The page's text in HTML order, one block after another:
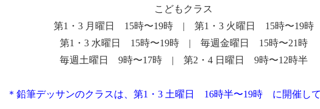
こどもクラス
第1・3 月曜日 15時〜19時 | 第1・3 火曜日 15時〜19時
第1・3 水曜日 15時〜19時 | 毎週金曜日 15時〜21時
毎週土曜日 9時〜17時 | 第2・4 日曜日 9時〜12時半
＊鉛筆デッサンのクラスは、第1・3 土曜日 16時半〜19時 に開催し